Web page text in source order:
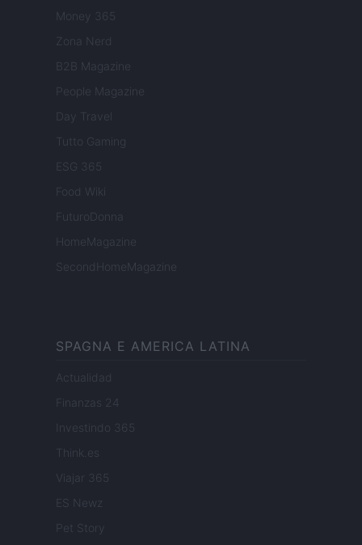
Money 365
Zona Nerd
B2B Magazine
People Magazine
Day Travel
Tutto Gaming
ESG 365
Food Wiki
FuturoDonna
HomeMagazine
SecondHomeMagazine
SPAGNA E AMERICA LATINA
Actualidad
Finanzas 24
Investindo 365
Think.es
Viajar 365
ES Newz
Pet Story